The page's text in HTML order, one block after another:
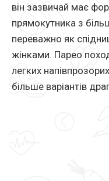
він зазвичай має
прямокутника з
переважно як
жінками. Парео
легких
більше варіантів